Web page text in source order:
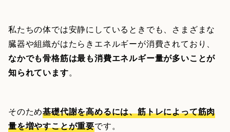
私たちの体では安静にしているときでも、さまざまな
臓器や組織がはたらきエネルギーが消費されており、
なかでも骨格筋は最も消費エネルギー量が多いことが
知られています。
そのため基礎代謝を高めるには、筋トレによって筋肉
量を増やすことが重要です。